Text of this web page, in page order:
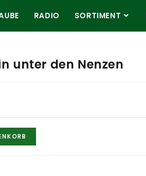
RADIO SORTIMENT
unter den Nenzen